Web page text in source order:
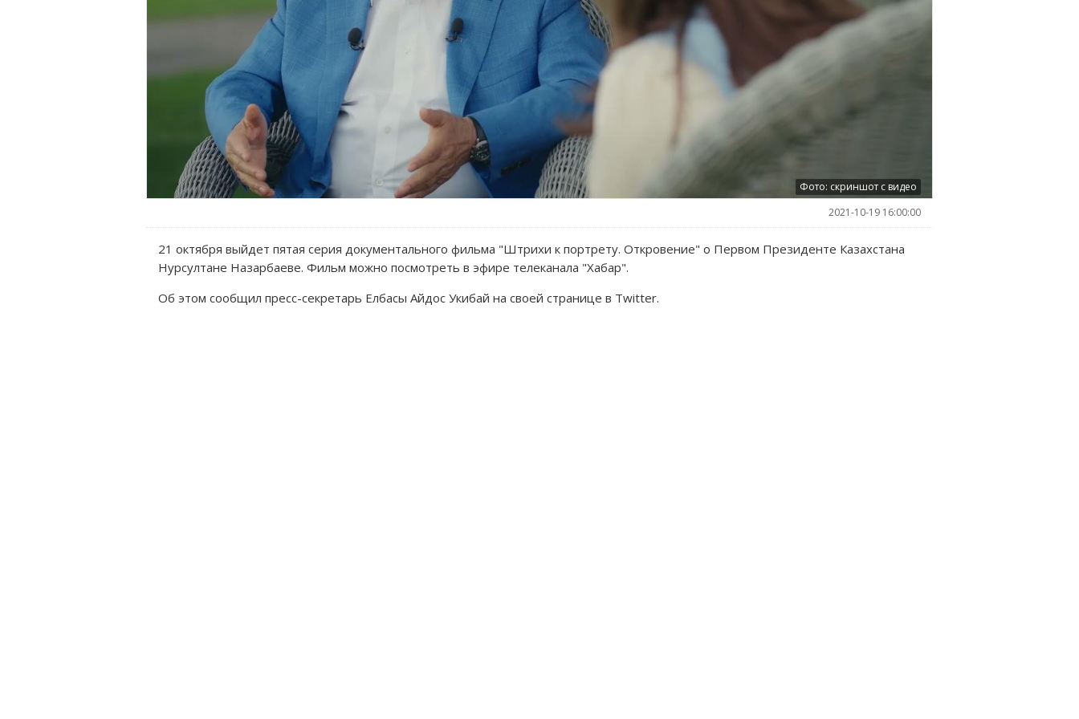
Фото: скриншот с видео
2021-10-19 16:00:00
21 октября выйдет пятая серия документального фильма "Штрихи к портрету. Откровение" о Первом Президенте Казахстана
Нурсултане Назарбаеве. Фильм можно посмотреть в эфире телеканала "Хабар".
Об этом сообщил пресс-секретарь Елбасы Айдос Укибай на своей странице в Twitter.